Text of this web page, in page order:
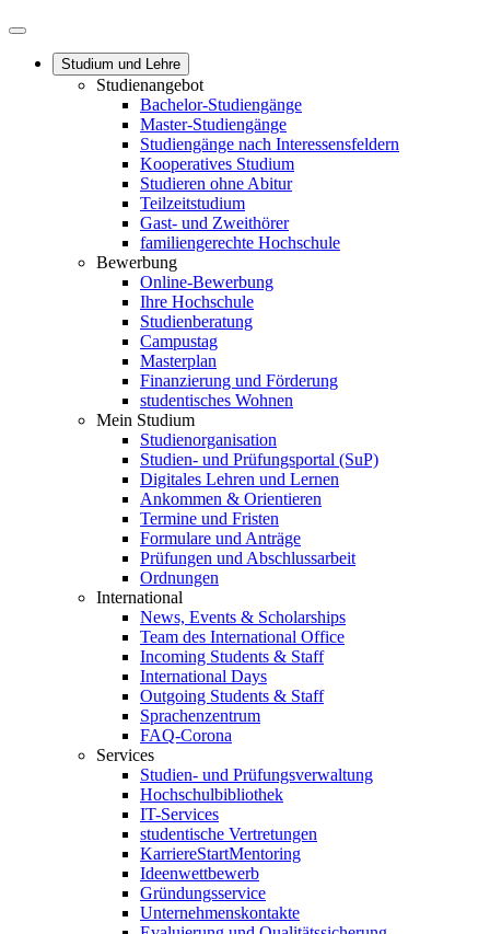
Studium und Lehre
Studienangebot
Bachelor-Studiengänge
Master-Studiengänge
Studiengänge nach Interessensfeldern
Kooperatives Studium
Studieren ohne Abitur
Teilzeitstudium
Gast- und Zweithörer
familiengerechte Hochschule
Bewerbung
Online-Bewerbung
Ihre Hochschule
Studienberatung
Campustag
Masterplan
Finanzierung und Förderung
studentisches Wohnen
Mein Studium
Studienorganisation
Studien- und Prüfungsportal (SuP)
Digitales Lehren und Lernen
Ankommen & Orientieren
Termine und Fristen
Formulare und Anträge
Prüfungen und Abschlussarbeit
Ordnungen
International
News, Events & Scholarships
Team des International Office
Incoming Students & Staff
International Days
Outgoing Students & Staff
Sprachenzentrum
FAQ-Corona
Services
Studien- und Prüfungsverwaltung
Hochschulbibliothek
IT-Services
studentische Vertretungen
KarriereStartMentoring
Ideenwettbewerb
Gründungsservice
Unternehmenskontakte